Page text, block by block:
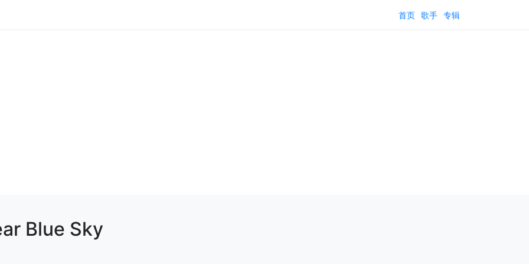
首页 歌手 专辑
Blue Sky